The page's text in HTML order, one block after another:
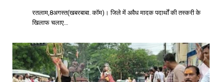
रतलाम,8अगस्त(खबरबाबा. कॉम)। जिले में अवैध मादक पदार्थों की तस्करी के
खिलाफ चलाए…